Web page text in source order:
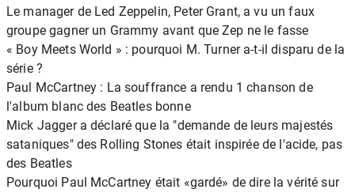
Le manager de Led Zeppelin, Peter Grant, a vu un faux
groupe gagner un Grammy avant que Zep ne le fasse
« Boy Meets World » : pourquoi M. Turner a-t-il disparu de la
série ?
Paul McCartney : La souffrance a rendu 1 chanson de
l'album blanc des Beatles bonne
Mick Jagger a déclaré que la "demande de leurs majestés
sataniques" des Rolling Stones était inspirée de l'acide, pas
des Beatles
Pourquoi Paul McCartney était «gardé» de dire la vérité sur